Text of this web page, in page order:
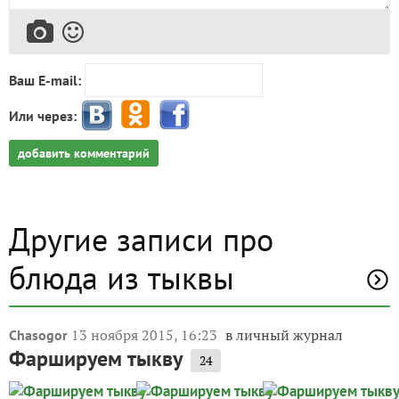
Ваш E-mail:
Или через:
добавить комментарий
Другие записи про
блюда из тыквы
Chasogor 13 ноября 2015, 16:23 в личный журнал
Фаршируем тыкву 24